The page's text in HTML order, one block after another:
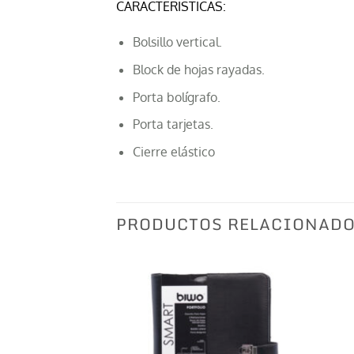
CARACTERISTICAS:
Bolsillo vertical.
Block de hojas rayadas.
Porta bolígrafo.
Porta tarjetas.
Cierre elástico
PRODUCTOS